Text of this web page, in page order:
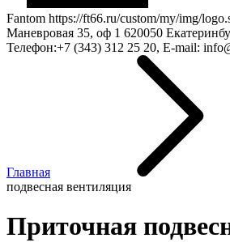
Fantom https://ft66.ru/custom/my/img/
Маневровая 35, оф 1 620050
Телефон:+7 (343) 312 25 20, E-mail:
Главная
подвесная вентиляция
Приточная